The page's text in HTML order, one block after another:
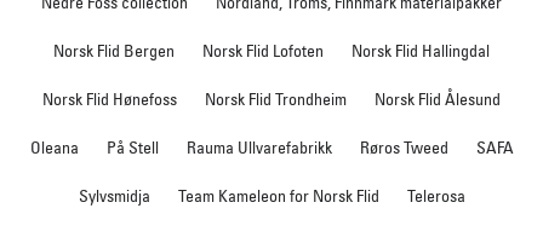
Norsk Flid Bergen Norsk Flid Lofoten Norsk Flid Hallingdal
Norsk Flid Hønefoss Norsk Flid Trondheim Norsk Flid Ålesund
Oleana På Stell Rauma Ullvarefabrikk Røros Tweed SAFA
Sylvsmidja Team Kameleon for Norsk Flid Telerosa